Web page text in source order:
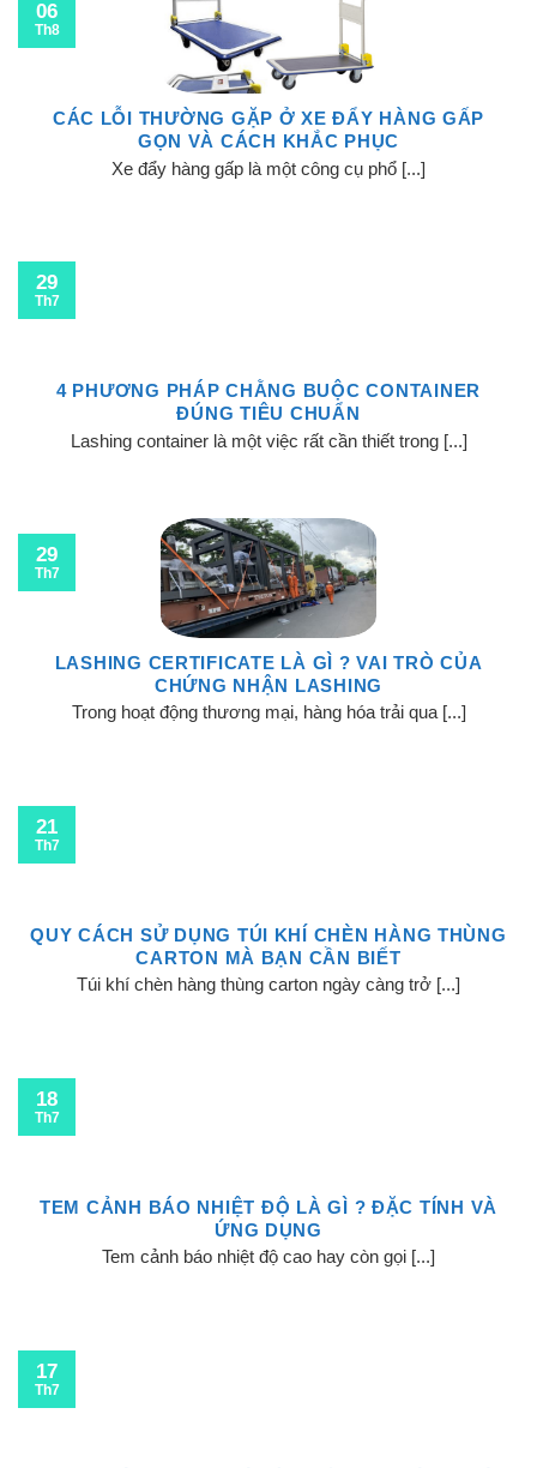
CÁC LỖI THƯỜNG GẶP Ở XE ĐẨY HÀNG GẤP
GỌN VÀ CÁCH KHẮC PHỤC
Xe đẩy hàng gấp là một công cụ phổ [...]
06
Th8
4 PHƯƠNG PHÁP CHẰNG BUỘC CONTAINER
ĐÚNG TIÊU CHUẨN
Lashing container là một việc rất cần thiết trong [...]
29
Th7
LASHING CERTIFICATE LÀ GÌ ? VAI TRÒ CỦA
CHỨNG NHẬN LASHING
Trong hoạt động thương mại, hàng hóa trải qua [...]
29
Th7
QUY CÁCH SỬ DỤNG TÚI KHÍ CHÈN HÀNG THÙNG
CARTON MÀ BẠN CẦN BIẾT
Túi khí chèn hàng thùng carton ngày càng trở [...]
21
Th7
TEM CẢNH BÁO NHIỆT ĐỘ LÀ GÌ ? ĐẶC TÍNH VÀ
ỨNG DỤNG
Tem cảnh báo nhiệt độ cao hay còn gọi [...]
18
Th7
17
Th7